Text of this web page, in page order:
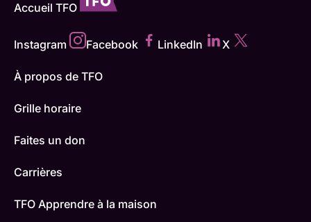
Accueil TFO
Instagram Facebook LinkedIn X
À propos de TFO
Grille horaire
Faites un don
Carrières
TFO Apprendre à la maison